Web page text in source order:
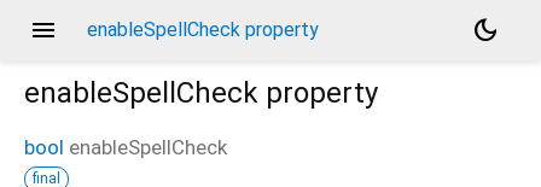
menu enableSpellCheck property
dark_mode
enableSpellCheck property
bool enableSpellCheck
final